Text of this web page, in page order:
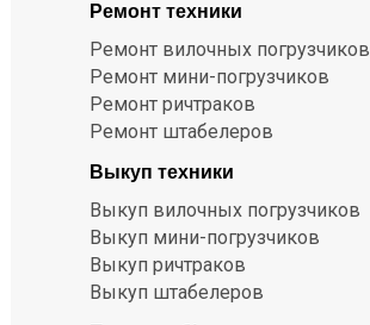
Ремонт вилочных погрузчиков
Ремонт мини-погрузчиков
Ремонт ричтраков
Ремонт штабелеров
Ремонт техники
Выкуп техники
Выкуп вилочных погрузчиков
Выкуп мини-погрузчиков
Выкуп ричтраков
Выкуп штабелеров